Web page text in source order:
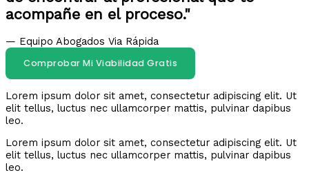
acompañe en el proceso."
— Equipo Abogados Via Rápida
Comprobar Mi Viabilidad Gratis
Lorem ipsum dolor sit amet, consectetur adipiscing elit. Ut
elit tellus, luctus nec ullamcorper mattis, pulvinar dapibus
leo.
Lorem ipsum dolor sit amet, consectetur adipiscing elit. Ut
elit tellus, luctus nec ullamcorper mattis, pulvinar dapibus
leo.